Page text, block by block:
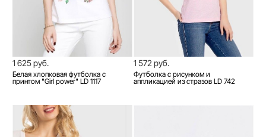
1 625 руб.
Белая хлопковая футболка с
принтом "Girl power" LD 1117
1 572 руб.
Футболка с рисунком и
аппликацией из стразов LD 742